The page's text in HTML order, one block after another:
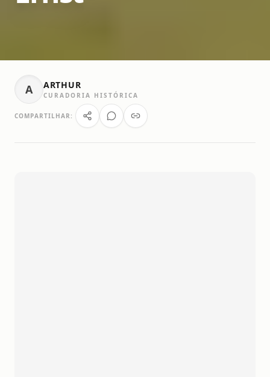
A ARTHUR
CURADORIA HISTÓRICA
COMPARTILHAR: